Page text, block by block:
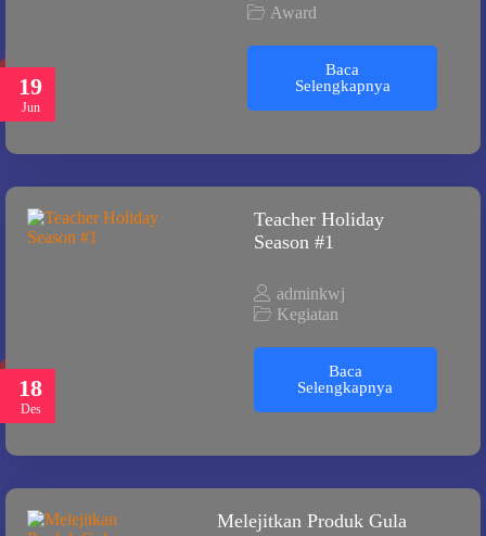
19
Jun
Award
Baca
Selengkapnya
18
Des
Teacher Holiday
Season #1
adminkwj
Kegiatan
Baca
Selengkapnya
Melejitkan Produk Gula